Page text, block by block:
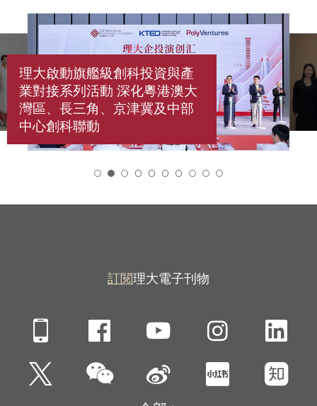
理大啟動旗艦級創科投資與產
業對接系列活動 深化粵港澳大
灣區、長三角、京津冀及中部
中心創科聯動
訂閱理大電子刊物
Mobile FacebookYouTube
Twitter微信 新浪微博小紅書知